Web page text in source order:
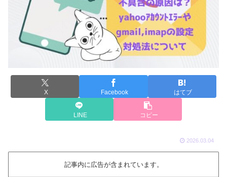
X Facebook はてブ
LINE コピー
2026.03.04
記事内に広告が含まれています。